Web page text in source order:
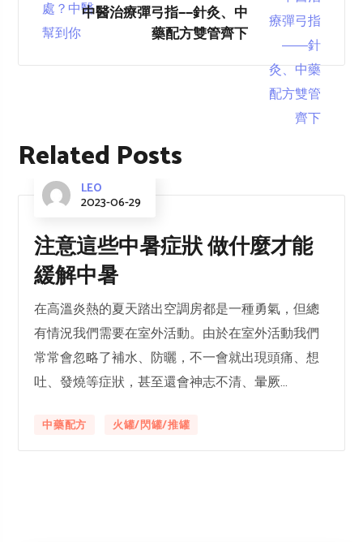
中醫治療彈弓指——針灸、中
藥配方雙管齊下
Related Posts
LEO
2023-06-29
注意這些中暑症狀 做什麼才能
緩解中暑
在高溫炎熱的夏天踏出空調房都是一種勇氣，但總
有情況我們需要在室外活動。由於在室外活動我們
常常會忽略了補水、防曬，不一會就出現頭痛、想
吐、發燒等症狀，甚至還會神志不清、暈厥...
中藥配方 火罐/閃罐/推罐